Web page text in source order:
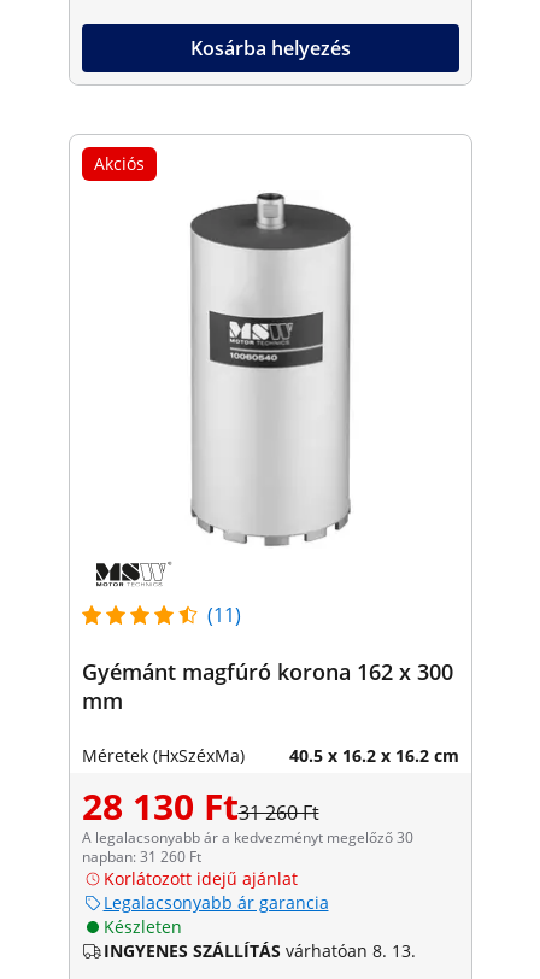
Kosárba helyezés
Akciós
(11)
Gyémánt magfúró korona 162 x 300
mm
Méretek (HxSzéxMa) 40.5 x 16.2 x 16.2 cm
28 130 Ft31 260 Ft
A legalacsonyabb ár a kedvezményt megelőző 30
napban: 31 260 Ft
Korlátozott idejű ajánlat
Legalacsonyabb ár garancia
Készleten
INGYENES SZÁLLÍTÁS várhatóan 8. 13.